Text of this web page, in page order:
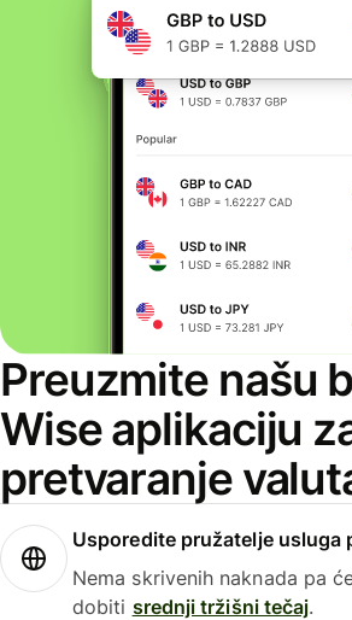
Preuzmite našu
Wise aplikaciju
pretvaranje
Usporedite pružatelje usluga
Nema skrivenih naknada pa
dobiti srednji tržišni tečaj.